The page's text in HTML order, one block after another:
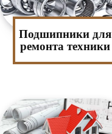
Подшипники для
ремонта техники